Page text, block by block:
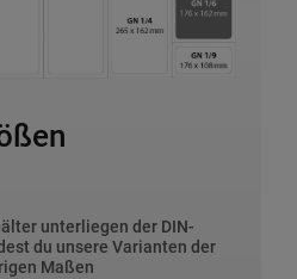
unterliegen der DIN-
du unsere Varianten der
Maßen